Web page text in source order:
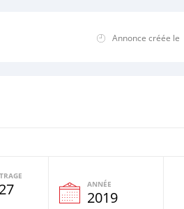
Annonce créée le
ANNÉE
2019